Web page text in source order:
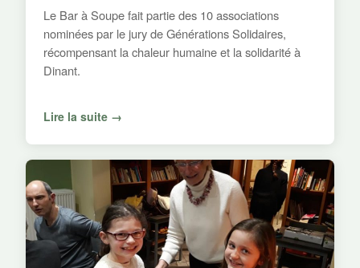
Le Bar à Soupe fait partie des 10 associations
nominées par le jury de Générations Solidaires,
récompensant la chaleur humaine et la solidarité à
Dinant.
Lire la suite →